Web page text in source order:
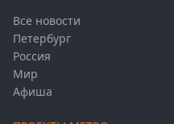
Все новости
Петербург
Россия
Мир
Афиша